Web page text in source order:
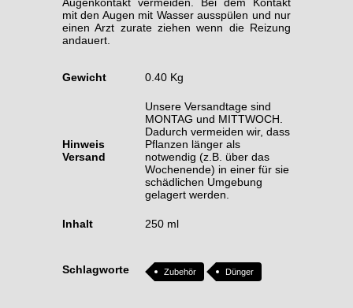
mit den Augen mit Wasser ausspülen und nur
einen Arzt zurate ziehen wenn die Reizung
andauert.
Gewicht 0.40 Kg
Hinweis
Versand
Unsere Versandtage sind
MONTAG und MITTWOCH.
Dadurch vermeiden wir, dass
Pflanzen länger als
notwendig (z.B. über das
Wochenende) in einer für sie
schädlichen Umgebung
gelagert werden.
Inhalt 250 ml
Schlagworte Zubehör Dünger